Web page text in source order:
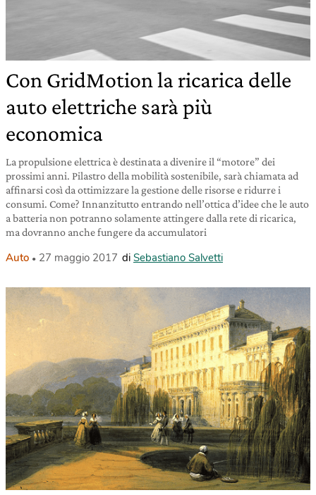
Con GridMotion la ricarica delle
auto elettriche sarà più
economica
La propulsione elettrica è destinata a divenire il “motore” dei
prossimi anni. Pilastro della mobilità sostenibile, sarà chiamata ad
affinarsi così da ottimizzare la gestione delle risorse e ridurre i
consumi. Come? Innanzitutto entrando nell’ottica d’idee che le auto
a batteria non potranno solamente attingere dalla rete di ricarica,
ma dovranno anche fungere da accumulatori
Auto 27 maggio 2017 di Sebastiano Salvetti